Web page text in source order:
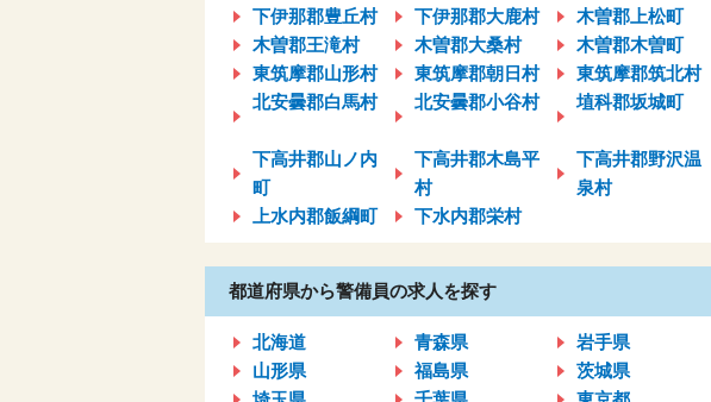
下伊那郡豊丘村
下伊那郡大鹿村 木曽郡上松町
木曽郡王滝村
木曽郡大桑村 木曽郡木曽町
東筑摩郡山形村
東筑摩郡朝日村 東筑摩郡筑北村
北安曇郡白馬村
北安曇郡小谷村 埴科郡坂城町
下高井郡山ノ内
町
下高井郡木島平
村
下高井郡野沢温
泉村
上水内郡飯綱町 下水内郡栄村
都道府県から警備員の求人を探す
北海道 青森県 岩手県
山形県
福島県 茨城県